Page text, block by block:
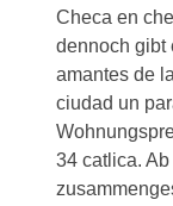
Checa en
dennoch gibt
amantes de
ciudad un
34 catlica.